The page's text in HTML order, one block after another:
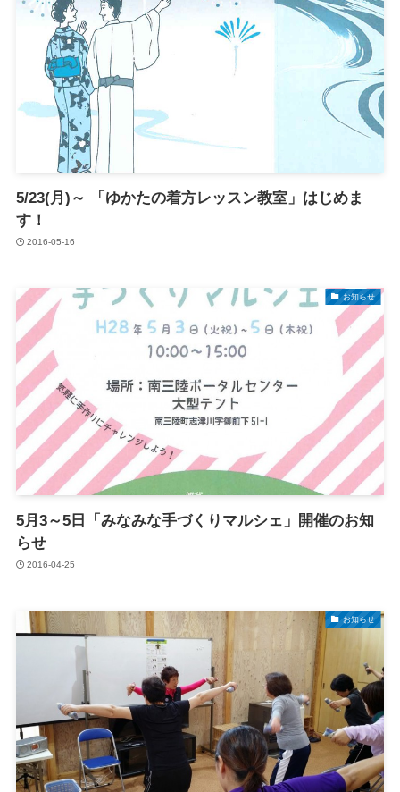
5/23(月)～ 「ゆかたの着方レッスン教室」はじめま
す！
2016-05-16
お知らせ
5月3～5日「みなみな手づくりマルシェ」開催のお知
らせ
2016-04-25
お知らせ